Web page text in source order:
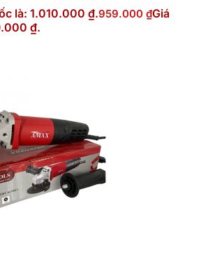
là: 1.010.000 ₫.959.000 ₫Giá
₫.